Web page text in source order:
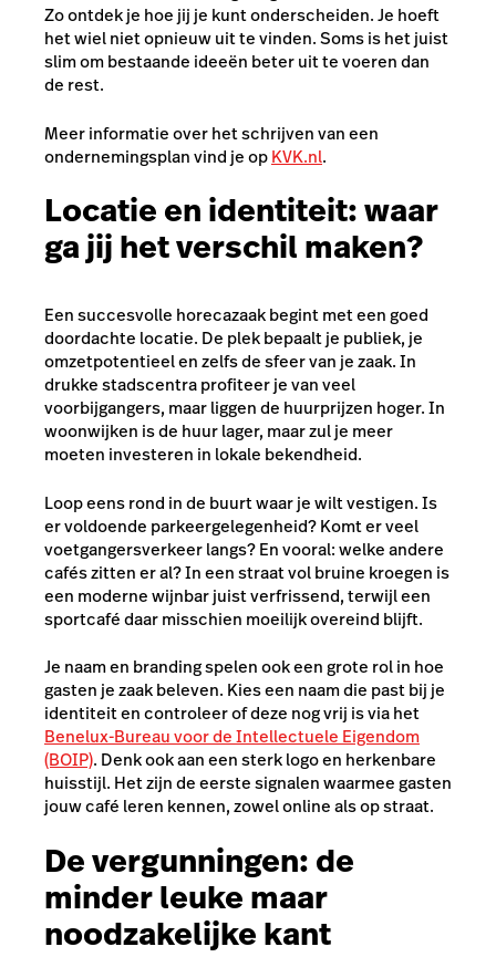
Zo ontdek je hoe jij je kunt onderscheiden. Je hoeft
het wiel niet opnieuw uit te vinden. Soms is het juist
slim om bestaande ideeën beter uit te voeren dan
de rest.
Meer informatie over het schrijven van een
ondernemingsplan vind je opKVK.nl.
Locatie en identiteit: waar
ga jij het verschil maken?
Een succesvolle horecazaak begint met een goed
doordachte locatie. De plek bepaalt je publiek, je
omzetpotentieel en zelfs de sfeer van je zaak. In
drukke stadscentra profiteer je van veel
voorbijgangers, maar liggen de huurprijzen hoger. In
woonwijken is de huur lager, maar zul je meer
moeten investeren in lokale bekendheid.
Loop eens rond in de buurt waar je wilt vestigen. Is
er voldoende parkeergelegenheid? Komt er veel
voetgangersverkeer langs? En vooral: welke andere
cafés zitten er al? In een straat vol bruine kroegen is
een moderne wijnbar juist verfrissend, terwijl een
sportcafé daar misschien moeilijk overeind blijft.
Je naam en branding spelen ook een grote rol in hoe
gasten je zaak beleven. Kies een naam die past bij je
identiteit en controleer of deze nog vrij is via het
Benelux-Bureau voor de Intellectuele Eigendom
(BOIP). Denk ook aan een sterk logo en herkenbare
huisstijl. Het zijn de eerste signalen waarmee gasten
jouw café leren kennen, zowel online als op straat.
De vergunningen: de
minder leuke maar
noodzakelijke kant